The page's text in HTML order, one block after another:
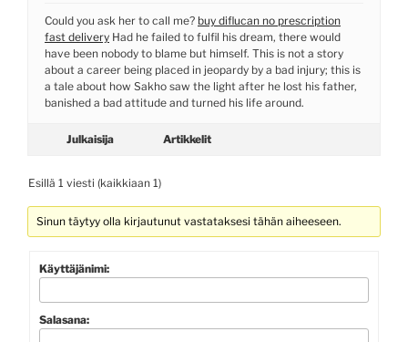
Could you ask her to call me? buy diflucan no prescription
fast delivery Had he failed to fulfil his dream, there would
have been nobody to blame but himself. This is not a story
about a career being placed in jeopardy by a bad injury; this is
a tale about how Sakho saw the light after he lost his father,
banished a bad attitude and turned his life around.
Julkaisija Artikkelit
Esillä 1 viesti (kaikkiaan 1)
Sinun täytyy olla kirjautunut vastataksesi tähän aiheeseen.
Käyttäjänimi:
Salasana: